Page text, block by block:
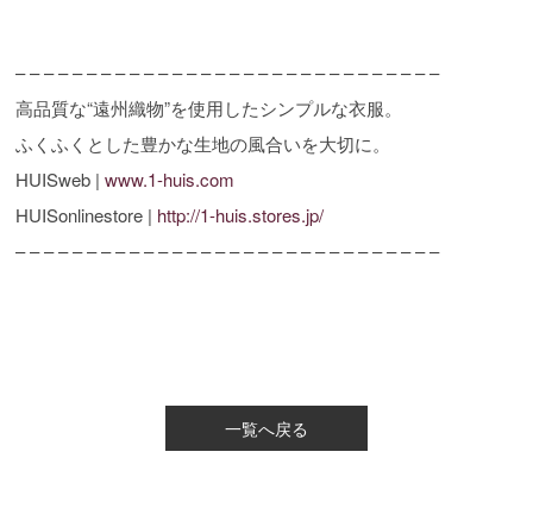
– – – – – – – – – – – – – – – – – – – – – – – – – – – – – –
高品質な“遠州織物”を使用したシンプルな衣服。
ふくふくとした豊かな生地の風合いを大切に。
HUISweb |www.1-huis.com
HUISonlinestore | http://1-huis.stores.jp/
– – – – – – – – – – – – – – – – – – – – – – – – – – – – – –
一覧へ戻る